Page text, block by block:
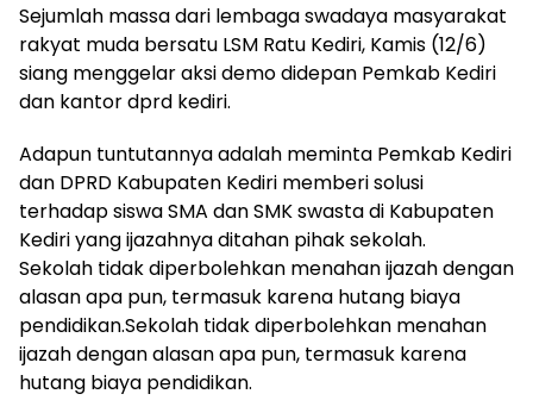
Sejumlah massa dari lembaga swadaya masyarakat
rakyat muda bersatu LSM Ratu Kediri, Kamis (12/6)
siang menggelar aksi demo didepan Pemkab Kediri
dan kantor dprd kediri.
Adapun tuntutannya adalah meminta Pemkab Kediri
dan DPRD Kabupaten Kediri memberi solusi
terhadap siswa SMA dan SMK swasta di Kabupaten
Kediri yang ijazahnya ditahan pihak sekolah.
Sekolah tidak diperbolehkan menahan ijazah dengan
alasan apa pun, termasuk karena hutang biaya
pendidikan.Sekolah tidak diperbolehkan menahan
ijazah dengan alasan apa pun, termasuk karena
hutang biaya pendidikan.